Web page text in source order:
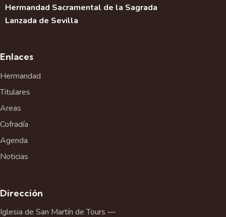
Hermandad Sacramental de la Sagrada
Lanzada de Sevilla
Enlaces
Hermandad
Titulares
Areas
Cofradía
Agenda
Noticias
Dirección
Iglesia de San Martín de Tours —